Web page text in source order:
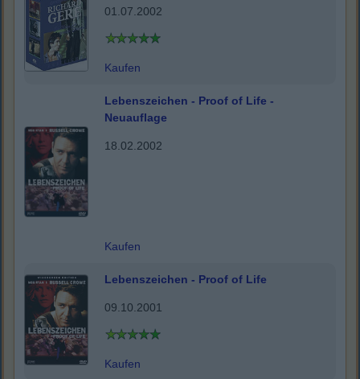
01.07.2002
Kaufen
Lebenszeichen - Proof of Life -
Neuauflage
18.02.2002
Kaufen
Lebenszeichen - Proof of Life
09.10.2001
Kaufen